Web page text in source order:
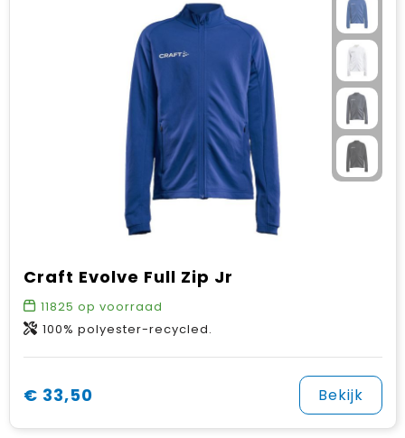
Craft Evolve Full Zip Jr
11825 op voorraad
100% polyester-recycled.
€ 33,50 Bekijk